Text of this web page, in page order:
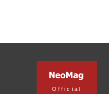
Official